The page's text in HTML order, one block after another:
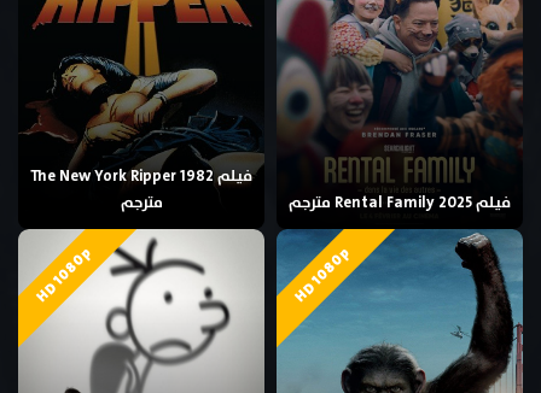
فيلم Rental Family 2025 مترجم
فيلم The New York Ripper 1982
مترجم
HD 1080p
HD 1080p